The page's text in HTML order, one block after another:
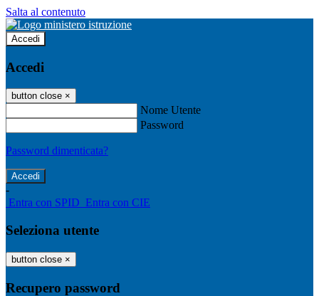
Salta al contenuto
Accedi
Accedi
button close ×
Nome Utente
Password
Password dimenticata?
-
Entra con SPID Entra con CIE
Seleziona utente
button close ×
Recupero password